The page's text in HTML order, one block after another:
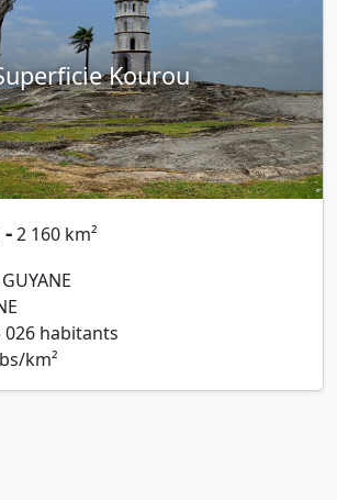
Kourou
2 160 km²
026 habitants
km²